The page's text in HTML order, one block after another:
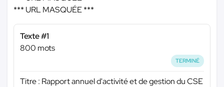
*** URL MASQUÉE ***
Texte #1
800 mots
TERMINÉ
Titre : Rapport annuel d'activité et de gestion du CSE